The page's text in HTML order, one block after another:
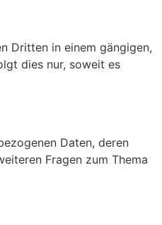
Dritten in einem gängigen,
dies nur, soweit es
Daten, deren
Fragen zum Thema